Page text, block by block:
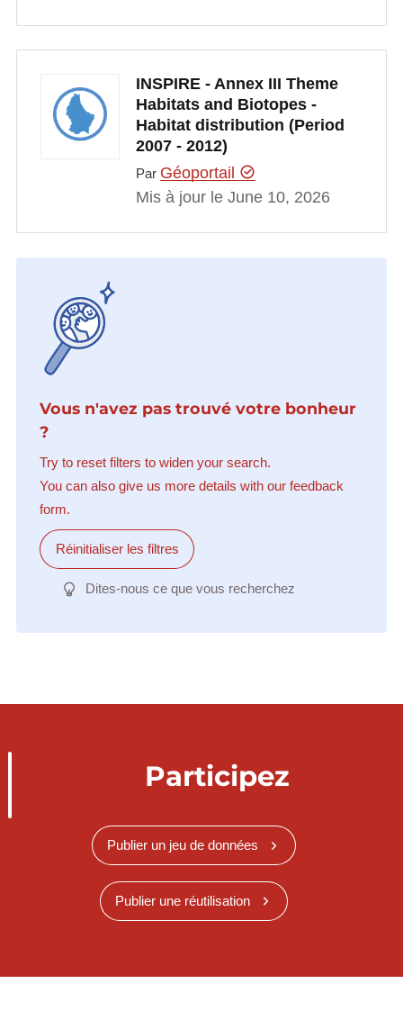
INSPIRE - Annex III Theme
Habitats and Biotopes -
Habitat distribution (Period
2007 - 2012)
Par Géoportail
Mis à jour le June 10, 2026
Vous n'avez pas trouvé votre bonheur
?
Try to reset filters to widen your search.
You can also give us more details with our feedback
form.
Réinitialiser les filtres
Dites-nous ce que vous recherchez
Participez
Publier un jeu de données
Publier une réutilisation